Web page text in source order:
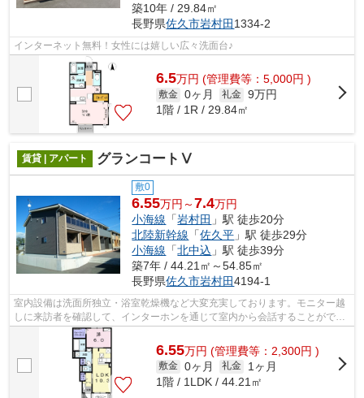
築10年 / 29.84㎡
長野県佐久市岩村田 1334-2
インターネット無料！女性には嬉しい広々洗面台♪
6.5万円 (管理費等：5,000円 )
敷金 0ヶ月 礼金 9万円
1階 / 1R / 29.84㎡
賃貸 | アパート グランコートⅤ
敷0
6.55万円～7.4万円
小海線 「岩村田 」駅 徒歩20分
北陸新幹線 「佐久平 」駅 徒歩29分
小海線 「北中込 」駅 徒歩39分
築7年 / 44.21㎡～54.85㎡
長野県佐久市岩村田4194-1
室内設備は洗面所独立・浴室乾燥機など大変充実しております。モニター越
しに来訪者を確認して、インターホンを通じて室内から会話することができ
ます。収納はシューズボックス・ウォ...
6.55万円 (管理費等：2,300円 )
敷金 0ヶ月 礼金
1ヶ月
1階 / 1LDK / 44.21㎡